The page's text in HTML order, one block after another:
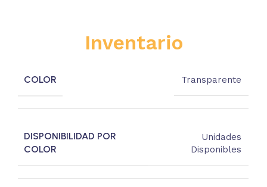
Inventario
COLOR Transparente
DISPONIBILIDAD POR
COLOR
Unidades
Disponibles